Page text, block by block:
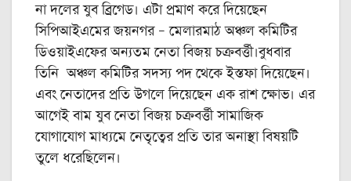
না দলের যুব ব্রিগেড। এটা প্রমাণ করে দিয়েছেন
সিপিআইএমের জয়নগর – মেলারমাঠ অঞ্চল কমিটির
ডিওয়াইএফের অন্যতম নেতা বিজয় চক্রবর্ত্তী।বুধবার
তিনি অঞ্চল কমিটির সদস্য পদ থেকে ইস্তফা দিয়েছেন।
এবং নেতাদের প্রতি উগলে দিয়েছেন এক রাশ ক্ষোভ। এর
আগেই বাম যুব নেতা বিজয় চক্রবর্ত্তী সামাজিক
যোগাযোগ মাধ্যমে নেতৃত্বের প্রতি তার অনাস্থা বিষয়টি
তুলে ধরেছিলেন।